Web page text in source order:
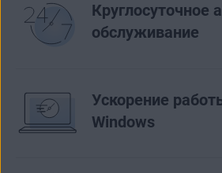
Круглосуточное
обслуживание
Ускорение
Windows